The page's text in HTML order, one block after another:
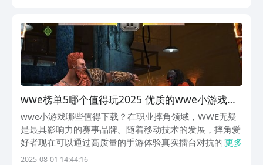
的
wwe榜单5哪个值得玩2025 优质的wwe小游戏
before_1
wwe小游戏哪些值得下载？在职业摔角领域，WWE无疑
是最具影响力的赛事品牌。随着移动技术的发展，摔角爱
好者现在可以通过高质量的手游体验真实擂台对抗的震撼
感。从Body Slam到Suplex，每个动作都经过动作捕捉技
更多
2025-08-01 14:44:16